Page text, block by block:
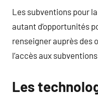
Les subventions pour
autant d’opportunités
renseigner auprès des
l’accès aux
Les